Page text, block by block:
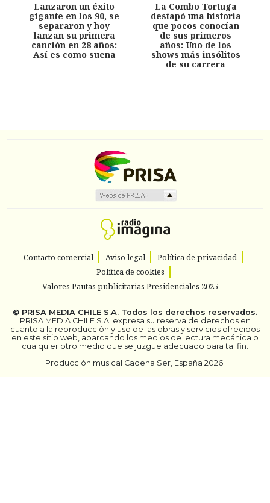
Lanzaron un éxito
gigante en los 90, se
separaron y hoy
lanzan su primera
canción en 28 años:
Así es como suena
La Combo Tortuga
destapó una historia
que pocos conocían
de sus primeros
años: Uno de los
shows más insólitos
de su carrera
Contacto comercial Aviso legal
Política de privacidad
Política de cookies
Valores Pautas publicitarias Presidenciales 2025
© PRISA MEDIA CHILE S.A. Todos los derechos reservados.
PRISA MEDIA CHILE S.A. expresa su reserva de derechos en
cuanto a la reproducción y uso de las obras y servicios ofrecidos
en este sitio web, abarcando los medios de lectura mecánica o
cualquier otro medio que se juzgue adecuado para tal fin.
Producción musical Cadena Ser, España 2026.